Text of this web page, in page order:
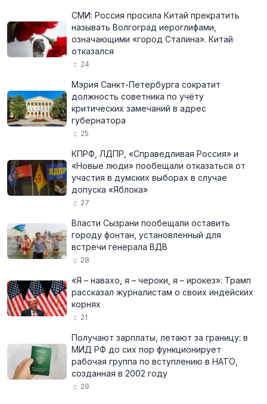
СМИ: Россия просила Китай прекратить
называть Волгоград иероглифами,
означающими «город Сталина». Китай
отказался
24
Мэрия Санкт-Петербурга сократит
должность советника по учёту
критических замечаний в адрес
губернатора
25
КПРФ, ЛДПР, «Справедливая Россия» и
«Новые люди» пообещали отказаться от
участия в думских выборах в случае
допуска «Яблока»
27
Власти Сызрани пообещали оставить
городу фонтан, установленный для
встречи генерала ВДВ
28
«Я – навахо, я – чероки, я – ирокез»: Трамп
рассказал журналистам о своих индейских
корнях
21
Получают зарплаты, летают за границу: в
МИД РФ до сих пор функционирует
рабочая группа по вступлению в НАТО,
созданная в 2002 году
29